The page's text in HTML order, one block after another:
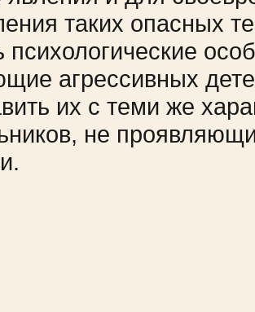
таких опасных
психологические
агрессивных
их с теми же
не